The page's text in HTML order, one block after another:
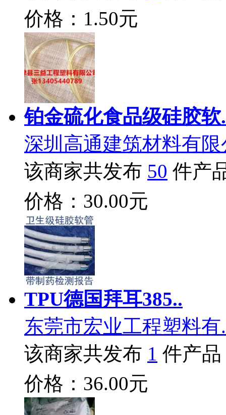
价格：1.50元
铂金硫化食品级硅胶软
深圳高通建筑材料有限
该商家共发布 50 件产
价格：30.00元
TPU德国拜耳385..
东莞市宏业工程塑料有
该商家共发布 1 件产品
价格：36.00元